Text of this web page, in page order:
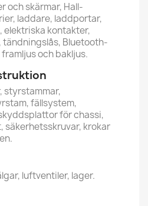
och skärmar, Hall-
laddare, laddportar,
kontakter,
Bluetooth-
och bakljus.
styrstammar,
fällsystem,
för chassi,
säkerhetsskruvar, krokar
luftventiler, lager.